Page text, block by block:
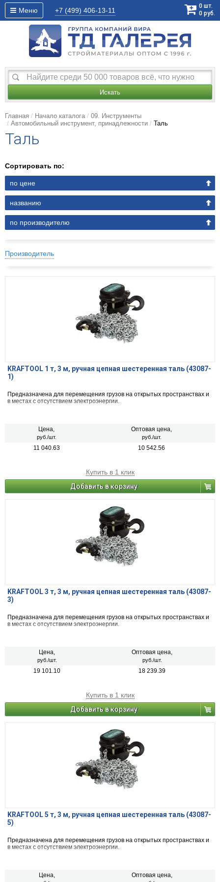
Меню +7 (499) 406-13-11
0 шт.
0 руб.
Искать
Главная Начало каталога
09. Инструменты
Автомобильный инструмент, принадлежности
Таль
Таль
Сортировать по:
по цене
названию
по производителю
Производитель
KRAFTOOL 1 т, 3 м, ручная цепная шестеренная таль (43087-
1)
Предназначена для перемещения грузов на открытых пространствах и
в местах с отсутствием электроэнергии.
Цена,
руб./шт.
Оптовая цена,
руб./шт.
11 040.63 10 542.56
Купить в 1 клик
Добавить в корзину
KRAFTOOL 3 т, 3 м, ручная цепная шестеренная таль (43087-
3)
Предназначена для перемещения грузов на открытых пространствах и
в местах с отсутствием электроэнергии.
Цена,
руб./шт.
Оптовая цена,
руб./шт.
19 101.10 18 239.39
Купить в 1 клик
Добавить в корзину
KRAFTOOL 5 т, 3 м, ручная цепная шестеренная таль (43087-
5)
Предназначена для перемещения грузов на открытых пространствах и
в местах с отсутствием электроэнергии.
Цена, Оптовая цена,